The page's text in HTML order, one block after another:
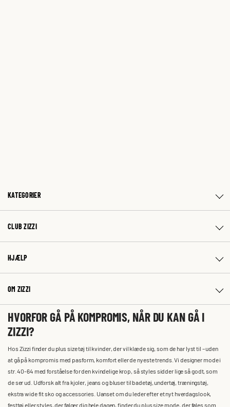
KATEGORIER
CLUB ZIZZI
HJÆLP
OM ZIZZI
HVORFOR GÅ PÅ KOMPROMIS, NÅR DU KAN GÅ I
ZIZZI?
Hos Zizzi finder du plus size tøj til kvinder, der vil klæde sig, som de har lyst til – uden
at gå på kompromis med pasform, komfort eller de nyeste trends. Vi designer mode i
str. 40-64 med forståelse for den kvindelige krop, så styles sidder lige så godt, som
de ser ud. Udforsk alt fra kjoler, jeans og bluser til badetøj, undertøj, træningstøj,
ekstra wide fit sko og accessories. Uanset om du leder efter et nyt hverdagslook,
festtøj eller styles, der følger dig hele dagen, finder du plus size mode, der føles som